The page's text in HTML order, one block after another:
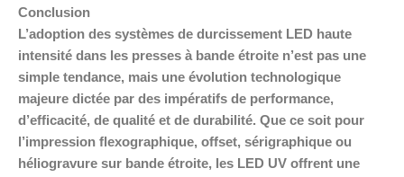
Conclusion
L’adoption des systèmes de durcissement LED haute
intensité dans les presses à bande étroite n’est pas une
simple tendance, mais une évolution technologique
majeure dictée par des impératifs de performance,
d’efficacité, de qualité et de durabilité. Que ce soit pour
l’impression flexographique, offset, sérigraphique ou
héliogravure sur bande étroite, les LED UV offrent une